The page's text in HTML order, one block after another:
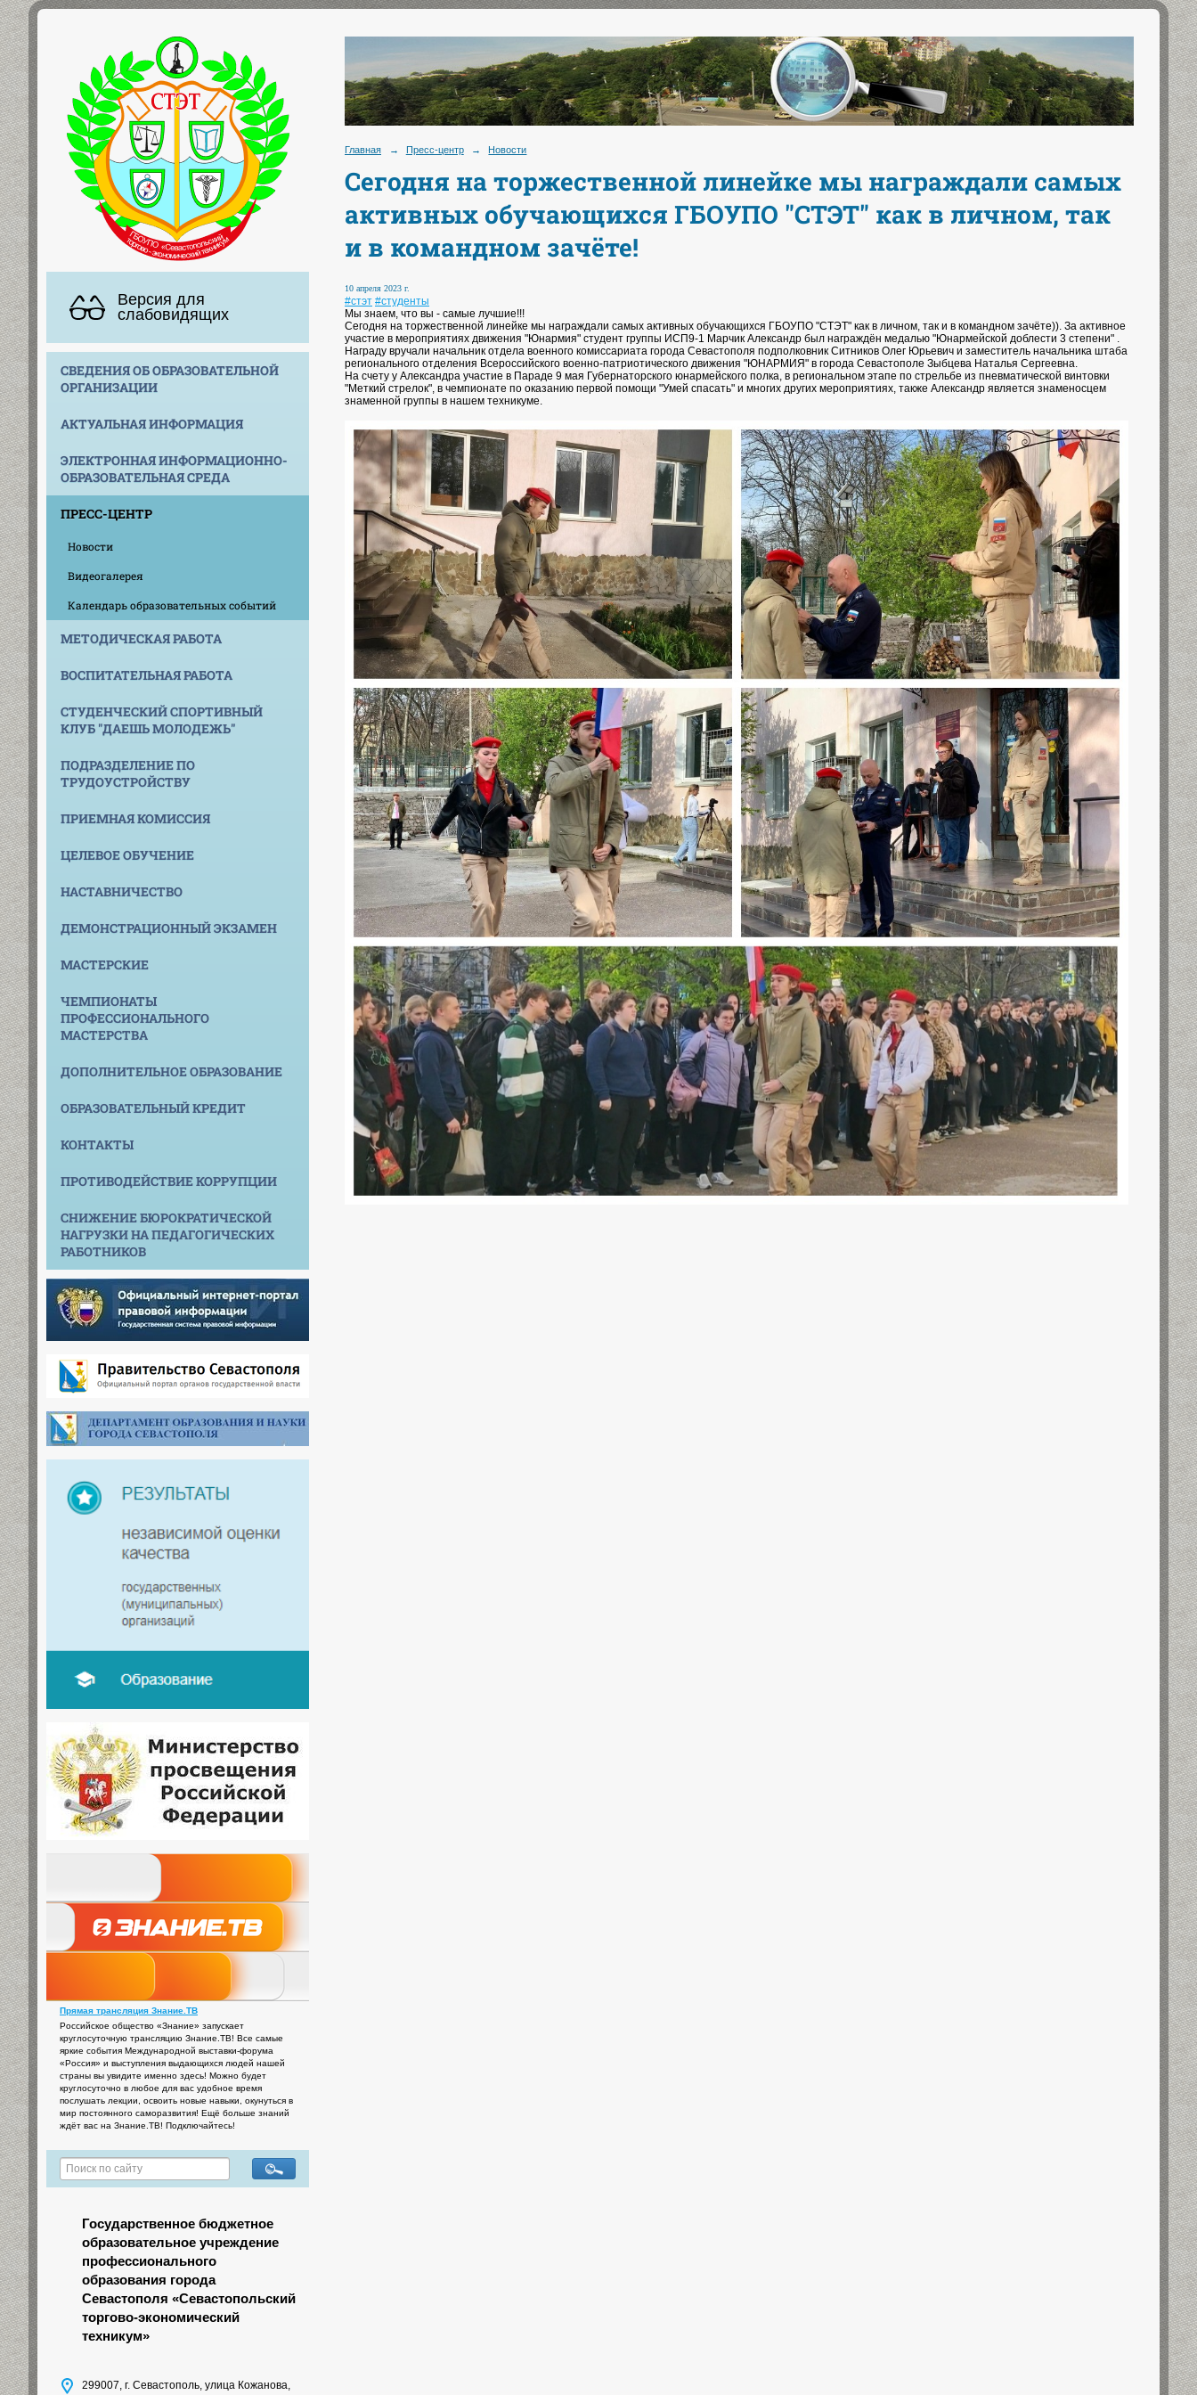
Версия для
слабовидящих
СВЕДЕНИЯ ОБ ОБРАЗОВАТЕЛЬНОЙ
ОРГАНИЗАЦИИ
АКТУАЛЬНАЯ ИНФОРМАЦИЯ
ЭЛЕКТРОННАЯ ИНФОРМАЦИОННО-
ОБРАЗОВАТЕЛЬНАЯ СРЕДА
ПРЕСС-ЦЕНТР
Новости
Видеогалерея
Календарь образовательных событий
МЕТОДИЧЕСКАЯ РАБОТА
ВОСПИТАТЕЛЬНАЯ РАБОТА
СТУДЕНЧЕСКИЙ СПОРТИВНЫЙ
КЛУБ "ДАЕШЬ МОЛОДЕЖЬ"
ПОДРАЗДЕЛЕНИЕ ПО
ТРУДОУСТРОЙСТВУ
ПРИЕМНАЯ КОМИССИЯ
ЦЕЛЕВОЕ ОБУЧЕНИЕ
НАСТАВНИЧЕСТВО
ДЕМОНСТРАЦИОННЫЙ ЭКЗАМЕН
МАСТЕРСКИЕ
ЧЕМПИОНАТЫ
ПРОФЕССИОНАЛЬНОГО
МАСТЕРСТВА
ДОПОЛНИТЕЛЬНОЕ ОБРАЗОВАНИЕ
ОБРАЗОВАТЕЛЬНЫЙ КРЕДИТ
КОНТАКТЫ
ПРОТИВОДЕЙСТВИЕ КОРРУПЦИИ
СНИЖЕНИЕ БЮРОКРАТИЧЕСКОЙ
НАГРУЗКИ НА ПЕДАГОГИЧЕСКИХ
РАБОТНИКОВ
Прямая трансляция Знание.ТВ
Российское общество «Знание» запускает
круглосуточную трансляцию Знание.ТВ! Все самые
яркие события Международной выставки-форума
«Россия» и выступления выдающихся людей нашей
страны вы увидите именно здесь! Можно будет
круглосуточно в любое для вас удобное время
послушать лекции, освоить новые навыки, окунуться в
мир постоянного саморазвития! Ещё больше знаний
ждёт вас на Знание.ТВ! Подключайтесь!
Государственное бюджетное
образовательное учреждение
профессионального
образования города
Севастополя «Севастопольский
торгово-экономический
техникум»
299007, г. Севастополь, улица Кожанова,
Главная → Пресс-центр → Новости
Сегодня на торжественной линейке мы награждали самых
активных обучающихся ГБОУПО "СТЭТ" как в личном, так
и в командном зачёте!
10 апреля 2023 г.
#стэт #студенты
Мы знаем, что вы - самые лучшие!!!
Сегодня на торжественной линейке мы награждали самых активных обучающихся ГБОУПО "СТЭТ" как в личном, так и в командном зачёте)). За активное
участие в мероприятиях движения "Юнармия" студент группы ИСП9-1 Марчик Александр был награждён медалью "Юнармейской доблести 3 степени" .
Награду вручали начальник отдела военного комиссариата города Севастополя подполковник Ситников Олег Юрьевич и заместитель начальника штаба
регионального отделения Всероссийского военно-патриотического движения "ЮНАРМИЯ" в города Севастополе Зыбцева Наталья Сергеевна.
На счету у Александра участие в Параде 9 мая Губернаторского юнармейского полка, в региональном этапе по стрельбе из пневматической винтовки
"Меткий стрелок", в чемпионате по оказанию первой помощи "Умей спасать" и многих других мероприятиях, также Александр является знаменосцем
знаменной группы в нашем техникуме.